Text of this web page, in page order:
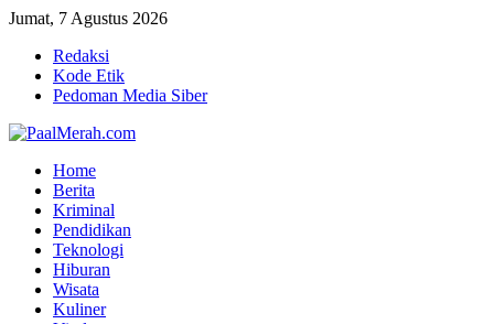
Jumat, 7 Agustus 2026
Redaksi
Kode Etik
Pedoman Media Siber
Home
Berita
Kriminal
Pendidikan
Teknologi
Hiburan
Wisata
Kuliner